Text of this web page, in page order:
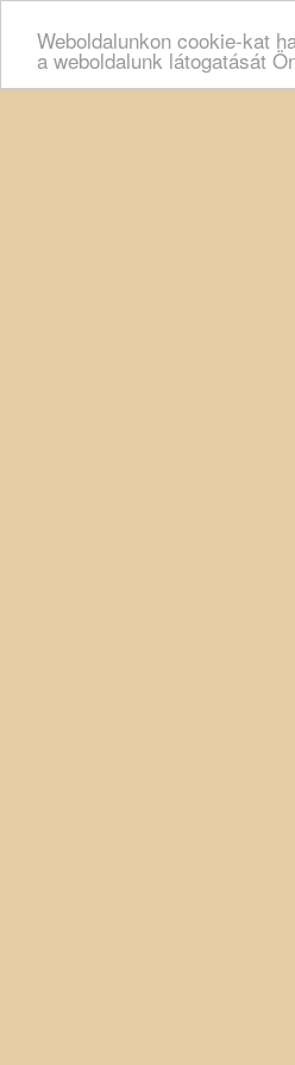
Weboldalunkon cookie-kat
a weboldalunk látogatását